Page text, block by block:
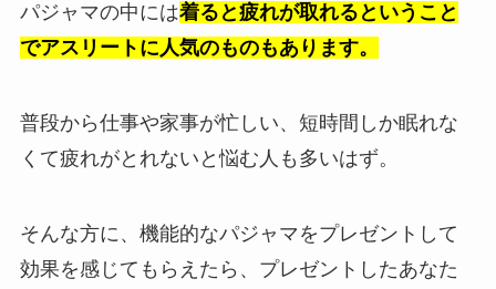
パジャマの中には着ると疲れが取れるということ
でアスリートに人気のものもあります。
普段から仕事や家事が忙しい、短時間しか眠れな
くて疲れがとれないと悩む人も多いはず。
そんな方に、機能的なパジャマをプレゼントして
効果を感じてもらえたら、プレゼントしたあなた